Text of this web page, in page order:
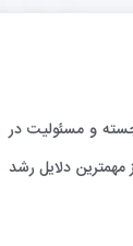
برجسته و مسئوليت در
دلايل رشد